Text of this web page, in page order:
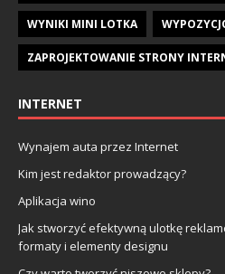
WYNIKI MINI LOTKA
ZAPROJEKTOWANIE STRONY
INTERNET
Wynajem auta przez Internet
Kim jest redaktor prowadzący?
Aplikacja wino
Jak stworzyć efektywną ulotkę
formaty i elementy designu